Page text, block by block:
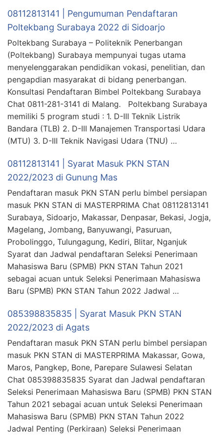
08112813141 | Pengumuman Pendaftaran
Poltekbang Surabaya 2022 di Sidoarjo
Poltekbang Surabaya – Politeknik Penerbangan
(Poltekbang) Surabaya mempunyai tugas utama
menyelenggarakan pendidikan vokasi, penelitian, dan
pengapdian masyarakat di bidang penerbangan.
Konsultasi Pendaftaran Bimbel Poltekbang Surabaya
Chat 0811-281-3141 di Malang. Poltekbang Surabaya
memiliki 5 program studi : 1. D-III Teknik Listrik
Bandara (TLB) 2. D-III Manajemen Transportasi Udara
(MTU) 3. D-III Teknik Navigasi Udara (TNU) …
08112813141 | Syarat Masuk PKN STAN
2022/2023 di Gunung Mas
Pendaftaran masuk PKN STAN perlu bimbel persiapan
masuk PKN STAN di MASTERPRIMA Chat 08112813141
Surabaya, Sidoarjo, Makassar, Denpasar, Bekasi, Jogja,
Magelang, Jombang, Banyuwangi, Pasuruan,
Probolinggo, Tulungagung, Kediri, Blitar, Nganjuk
Syarat dan Jadwal pendaftaran Seleksi Penerimaan
Mahasiswa Baru (SPMB) PKN STAN Tahun 2021
sebagai acuan untuk Seleksi Penerimaan Mahasiswa
Baru (SPMB) PKN STAN Tahun 2022 Jadwal …
085398835835 | Syarat Masuk PKN STAN
2022/2023 di Agats
Pendaftaran masuk PKN STAN perlu bimbel persiapan
masuk PKN STAN di MASTERPRIMA Makassar, Gowa,
Maros, Pangkep, Bone, Parepare Sulawesi Selatan
Chat 085398835835 Syarat dan Jadwal pendaftaran
Seleksi Penerimaan Mahasiswa Baru (SPMB) PKN STAN
Tahun 2021 sebagai acuan untuk Seleksi Penerimaan
Mahasiswa Baru (SPMB) PKN STAN Tahun 2022
Jadwal Penting (Perkiraan) Seleksi Penerimaan